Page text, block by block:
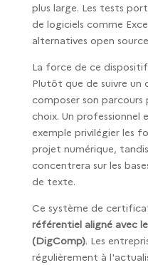
plus large. Les tests
de logiciels comme
alternatives open
La force de ce
Plutôt que de suivre un
composer son parcours
choix. Un professionnel
exemple privilégier les
projet numérique,
concentrera sur les
de texte.
Ce système de
référentiel aligné avec
(DigComp). Les
régulièrement à